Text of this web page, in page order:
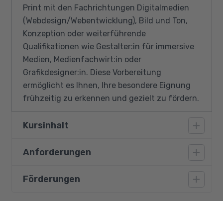
Print mit den Fachrichtungen Digitalmedien
(Webdesign/Webentwicklung), Bild und Ton,
Konzeption oder weiterführende
Qualifikationen wie Gestalter:in für immersive
Medien, Medienfachwirt:in oder
Grafikdesigner:in. Diese Vorbereitung
ermöglicht es Ihnen, Ihre besondere Eignung
frühzeitig zu erkennen und gezielt zu fördern.
Kursinhalt
Zur Auswahl stehen Inhalte aus diesen
(individuell abgestimmt auf den jeweiligen
Anforderungen
Besondere Teilnahmevoraussetzungen sind
Förderungen